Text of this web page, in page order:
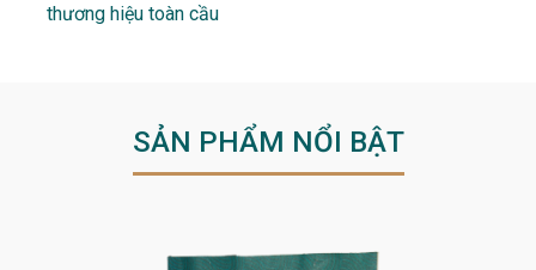
thương hiệu toàn cầu
SẢN PHẨM NỔI BẬT